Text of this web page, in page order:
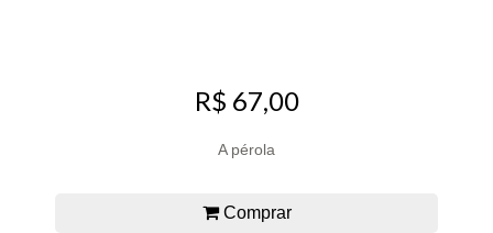
R$ 67,00
A pérola
Comprar